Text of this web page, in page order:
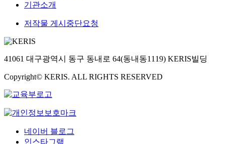
기관소개
저작물 게시중단요청
41061 대구광역시 동구 동내로 64(동내동1119) KERIS빌딩
Copyright© KERIS. ALL RIGHTS RESERVED
네이버 블로그
인스타그램